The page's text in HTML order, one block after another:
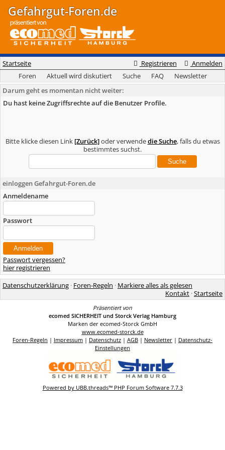
Gefahrgut-Foren.de
Registrieren Anmelden
Startseite
Foren
Aktuell wird diskutiert Suche FAQ
Newsletter
Darum geht es momentan nicht weiter:
Du hast keine Zugriffsrechte auf die Benutzer Profile.
Bitte klicke diesen Link [Zurück]oder verwendedie Suche, falls du etwas
bestimmtes suchst.
einloggen Gefahrgut-Foren.de
Anmeldename
Passwort
Passwort vergessen?
hier registrieren
Datenschutzerklärung · Foren-Regeln · Markiere alles als gelesen
Kontakt ·Startseite
Präsentiert von
ecomed SICHERHEIT und Storck Verlag Hamburg
Marken der ecomed-Storck GmbH
www.ecomed-storck.de
Foren-Regeln | Impressum | Datenschutz | AGB | Newsletter | Datenschutz-
Einstellungen
Powered by UBB.threads™ PHP Forum Software 7.7.3